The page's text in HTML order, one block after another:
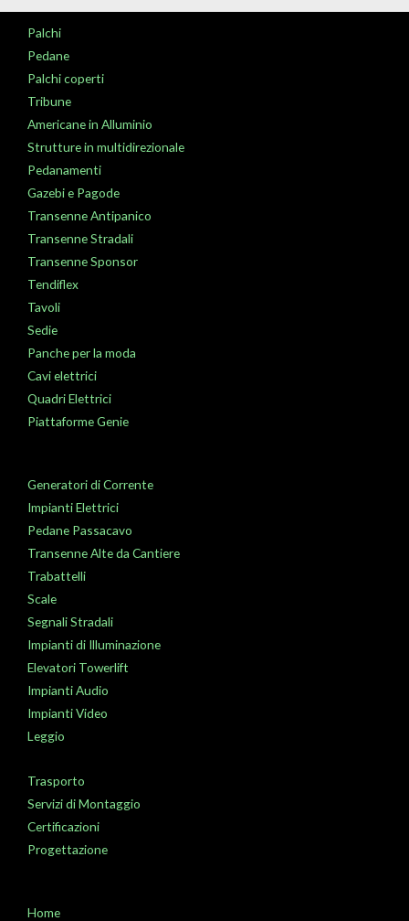
Palchi
Pedane
Palchi coperti
Tribune
Americane in Alluminio
Strutture in multidirezionale
Pedanamenti
Gazebi e Pagode
Transenne Antipanico
Transenne Stradali
Transenne Sponsor
Tendiflex
Tavoli
Sedie
Panche per la moda
Cavi elettrici
Quadri Elettrici
Piattaforme Genie
Generatori di Corrente
Impianti Elettrici
Pedane Passacavo
Transenne Alte da Cantiere
Trabattelli
Scale
Segnali Stradali
Impianti di Illuminazione
Elevatori Towerlift
Impianti Audio
Impianti Video
Leggio
Trasporto
Servizi di Montaggio
Certificazioni
Progettazione
Home